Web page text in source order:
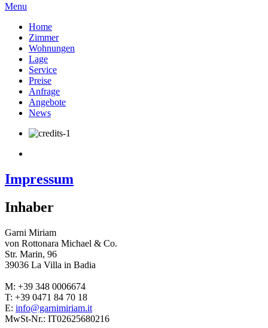
Menu
Home
Zimmer
Wohnungen
Lage
Service
Preise
Anfrage
Angebote
News
Impressum
Inhaber
Garni Miriam
von Rottonara Michael & Co.
Str. Marin, 96
39036 La Villa in Badia
M: +39 348 0006674
T: +39 0471 84 70 18
E: info@garnimiriam.it
MwSt-Nr.: IT02625680216